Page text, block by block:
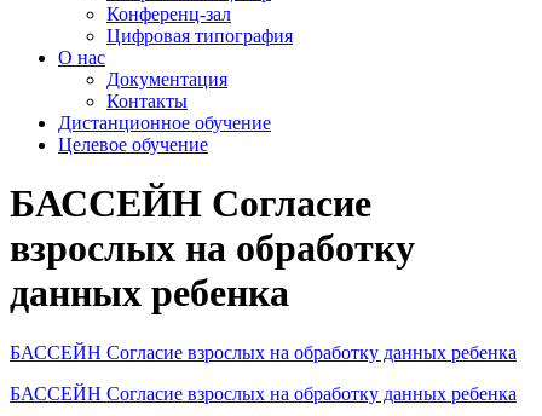
Конференц-зал
Цифровая типография
О нас
Документация
Контакты
Дистанционное обучение
Целевое обучение
БАССЕЙН Согласие
взрослых на обработку
данных ребенка
БАССЕЙН Согласие взрослых на обработку данных ребенка
БАССЕЙН Согласие взрослых на обработку данных ребенка